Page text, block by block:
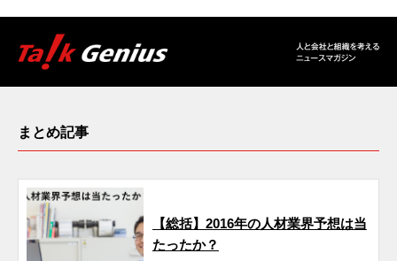
まとめ記事
【総括】2016年の人材業界予想は当
たったか？